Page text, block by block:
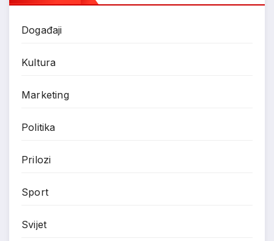
Događaji
Kultura
Marketing
Politika
Prilozi
Sport
Svijet